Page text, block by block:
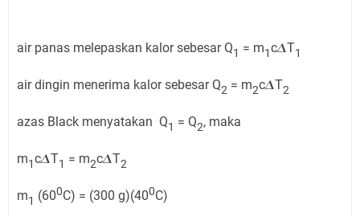
air panas melepaskan kalor sebesar Q1 = m1c𝜟T1
air dingin menerima kalor sebesar Q2 = m2c𝜟T2
azas Black menyatakan Q1 = Q2, maka
m1c𝜟T1 = m2c𝜟T2
m1 (600C) = (300 g)(400C)